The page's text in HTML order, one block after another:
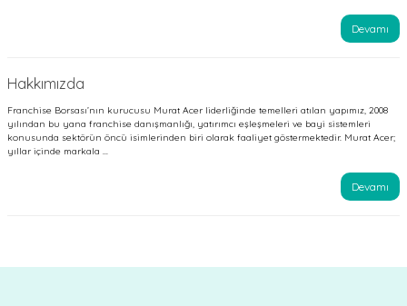
Devamı
Hakkımızda
Franchise Borsası’nın kurucusu Murat Acer liderliğinde temelleri atılan yapımız, 2008
yılından bu yana franchise danışmanlığı, yatırımcı eşleşmeleri ve bayi sistemleri
konusunda sektörün öncü isimlerinden biri olarak faaliyet göstermektedir. Murat Acer;
yıllar içinde markala ...
Devamı